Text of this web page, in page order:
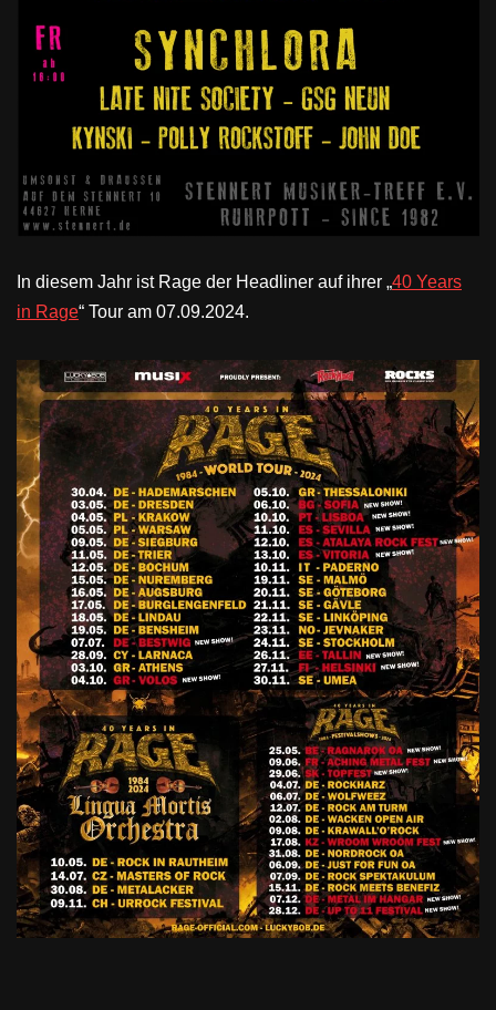
In diesem Jahr ist Rage der Headliner auf ihrer „40 Years
in Rage“ Tour am 07.09.2024.